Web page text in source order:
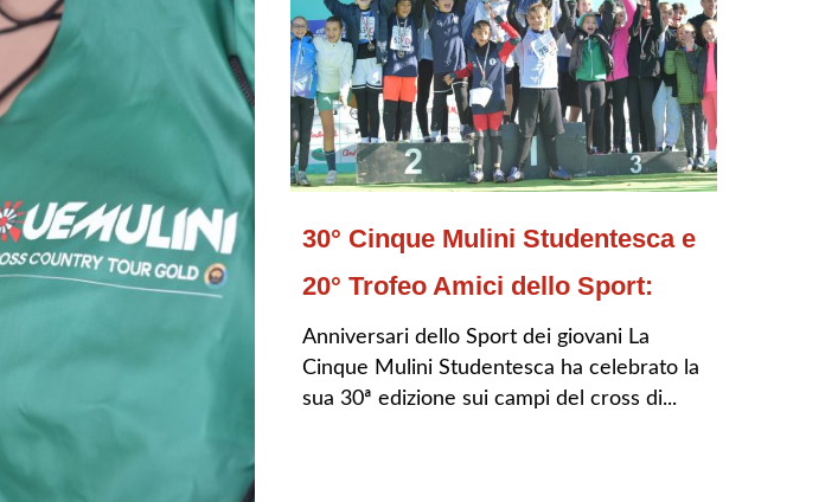
30° Cinque Mulini Studentesca e
20° Trofeo Amici dello Sport:
Anniversari dello Sport dei giovani La
Cinque Mulini Studentesca ha celebrato la
sua 30ª edizione sui campi del cross di...